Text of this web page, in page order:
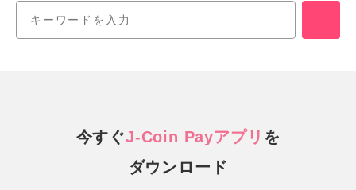
今すぐJ-Coin Payアプリ を
ダウンロード